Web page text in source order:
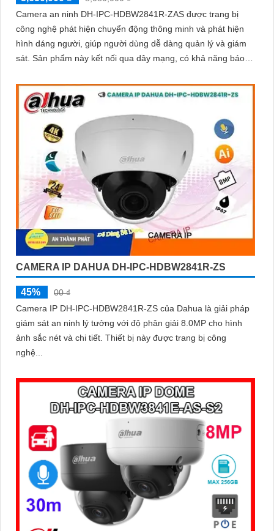
Camera an ninh DH-IPC-HDBW2841R-ZAS được trang bị
công nghệ phát hiện chuyển động thông minh và phát hiện
hình dáng người, giúp người dùng dễ dàng quản lý và giám
sát. Sản phẩm này kết nối qua dây mạng, có khả năng báo
CAMERA IP DAHUA DH-IPC-HDBW2841R-ZS
45%
00 ₫
Camera IP DH-IPC-HDBW2841R-ZS của Dahua là giải pháp
giám sát an ninh lý tưởng với độ phân giải 8.0MP cho hình
ảnh sắc nét và chi tiết. Thiết bị này được trang bị công
nghệ...